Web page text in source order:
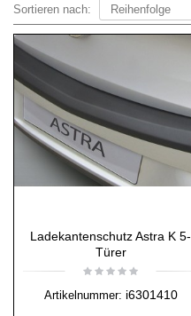
Sortieren nach:
Ladekantenschutz Astra K 5-
Türer
Artikelnummer: i6301410